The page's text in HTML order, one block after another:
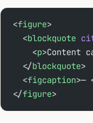
<figure>
  <
blockquote
    <
p>Content
  </
blockquote>
  <
figcaption>—
</figure>